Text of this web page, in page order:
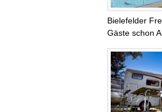
Bielefelder
Gäste schon